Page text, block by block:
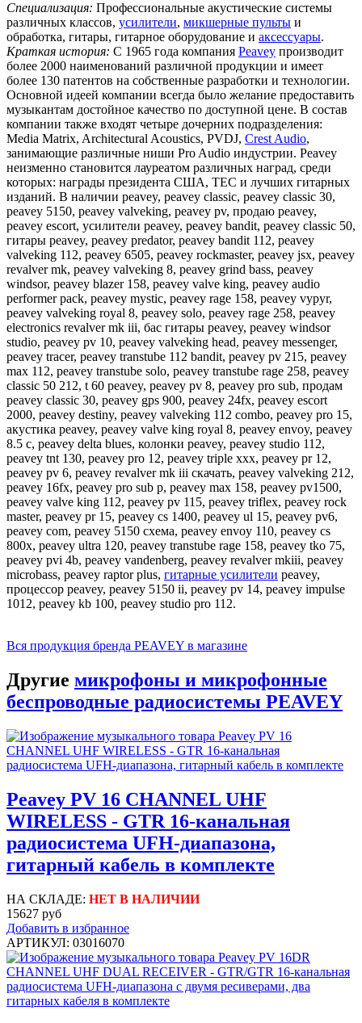
Специализация: Профессиональные акустические системы
различных классов, усилители, микшерные пульты и
обработка, гитары, гитарное оборудование и аксессуары.
Краткая история: С 1965 года компания Peavey производит
более 2000 наименований различной продукции и имеет
более 130 патентов на собственные разработки и технологии.
Основной идеей компании всегда было желание предоставить
музыкантам достойное качество по доступной цене. В состав
компании также входят четыре дочерних подразделения:
Media Matrix, Architectural Acoustics, PVDJ, Crest Audio,
занимающие различные ниши Pro Audio индустрии. Peavey
неизменно становится лауреатом различных наград, среди
которых: награды президента США, TEC и лучших гитарных
изданий. В наличии peavey, peavey classic, peavey classic 30,
peavey 5150, peavey valveking, peavey pv, продаю peavey,
peavey escort, усилители peavey, peavey bandit, peavey classic 50,
гитары peavey, peavey predator, peavey bandit 112, peavey
valveking 112, peavey 6505, peavey rockmaster, peavey jsx, peavey
revalver mk, peavey valveking 8, peavey grind bass, peavey
windsor, peavey blazer 158, peavey valve king, peavey audio
performer pack, peavey mystic, peavey rage 158, peavey vypyr,
peavey valveking royal 8, peavey solo, peavey rage 258, peavey
electronics revalver mk iii, бас гитары peavey, peavey windsor
studio, peavey pv 10, peavey valveking head, peavey messenger,
peavey tracer, peavey transtube 112 bandit, peavey pv 215, peavey
max 112, peavey transtube solo, peavey transtube rage 258, peavey
classic 50 212, t 60 peavey, peavey pv 8, peavey pro sub, продам
peavey classic 30, peavey gps 900, peavey 24fx, peavey escort
2000, peavey destiny, peavey valveking 112 combo, peavey pro 15,
акустика peavey, peavey valve king royal 8, peavey envoy, peavey
8.5 c, peavey delta blues, колонки peavey, peavey studio 112,
peavey tnt 130, peavey pro 12, peavey triple xxx, peavey pr 12,
peavey pv 6, peavey revalver mk iii скачать, peavey valveking 212,
peavey 16fx, peavey pro sub p, peavey max 158, peavey pv1500,
peavey valve king 112, peavey pv 115, peavey triflex, peavey rock
master, peavey pr 15, peavey cs 1400, peavey ul 15, peavey pv6,
peavey com, peavey 5150 схема, peavey envoy 110, peavey cs
800x, peavey ultra 120, peavey transtube rage 158, peavey tko 75,
peavey pvi 4b, peavey vandenberg, peavey revalver mkiii, peavey
microbass, peavey raptor plus, гитарные усилители peavey,
процессор peavey, peavey 5150 ii, peavey pv 14, peavey impulse
1012, peavey kb 100, peavey studio pro 112.
Вся продукция бренда PEAVEY в магазине
Другие микрофоны и микрофонные
беспроводные радиосистемы PEAVEY
Peavey PV 16 CHANNEL UHF
WIRELESS - GTR 16-канальная
радиосистема UFH-диапазона,
гитарный кабель в комплекте
НА СКЛАДЕ: НЕТ В НАЛИЧИИ
15627 руб
Добавить в избранное
АРТИКУЛ: 03016070